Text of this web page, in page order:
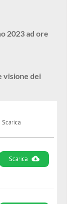
2023 ad ore
visione dei
Scarica
Scarica